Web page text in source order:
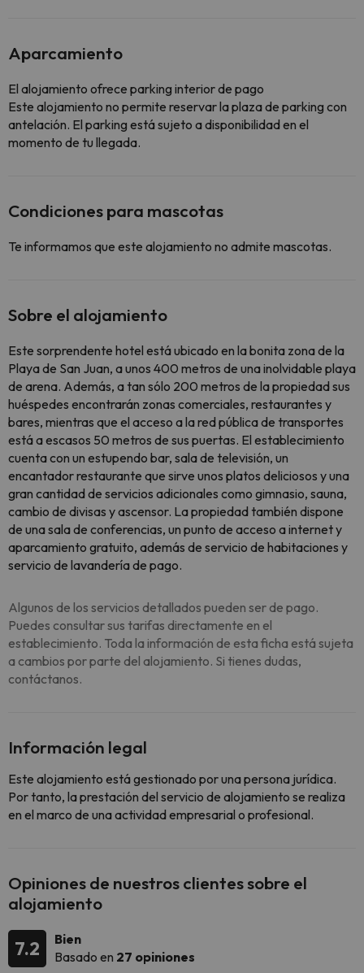
Aparcamiento
El alojamiento ofrece parking interior de pago
Este alojamiento no permite reservar la plaza de parking con
antelación. El parking está sujeto a disponibilidad en el
momento de tu llegada.
Condiciones para mascotas
Te informamos que este alojamiento no admite mascotas.
Sobre el alojamiento
Este sorprendente hotel está ubicado en la bonita zona de la
Playa de San Juan, a unos 400 metros de una inolvidable playa
de arena. Además, a tan sólo 200 metros de la propiedad sus
huéspedes encontrarán zonas comerciales, restaurantes y
bares, mientras que el acceso a la red pública de transportes
está a escasos 50 metros de sus puertas. El establecimiento
cuenta con un estupendo bar, sala de televisión, un
encantador restaurante que sirve unos platos deliciosos y una
gran cantidad de servicios adicionales como gimnasio, sauna,
cambio de divisas y ascensor. La propiedad también dispone
de una sala de conferencias, un punto de acceso a internet y
aparcamiento gratuito, además de servicio de habitaciones y
servicio de lavandería de pago.
Algunos de los servicios detallados pueden ser de pago.
Puedes consultar sus tarifas directamente en el
establecimiento. Toda la información de esta ficha está sujeta
a cambios por parte del alojamiento. Si tienes dudas,
contáctanos.
Información legal
Este alojamiento está gestionado por una persona jurídica.
Por tanto, la prestación del servicio de alojamiento se realiza
en el marco de una actividad empresarial o profesional.
Opiniones de nuestros clientes sobre el
alojamiento
7.2
Bien
Basado en 27 opiniones